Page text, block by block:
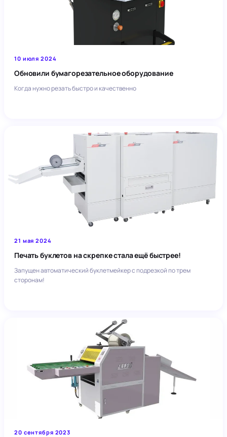
10 июля 2024
Обновили бумагорезательное оборудование
Когда нужно резать быстро и качественно
21 мая 2024
Печать буклетов на скрепке стала ещё быстрее!
Запущен автоматический буклетмейкер с подрезкой по трем
сторонам!
20 сентября 2023